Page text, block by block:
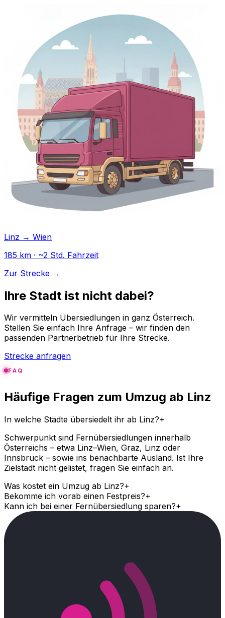
Linz → Wien
185 km · ~2 Std. Fahrzeit
Zur Strecke →
Ihre Stadt ist nicht dabei?
Wir vermitteln Übersiedlungen in ganz Österreich.
Stellen Sie einfach Ihre Anfrage – wir finden den
passenden Partnerbetrieb für Ihre Strecke.
Strecke anfragen
FAQ
Häufige Fragen zum Umzug ab Linz
In welche Städte übersiedelt ihr ab Linz?+
Schwerpunkt sind Fernübersiedlungen innerhalb
Österreichs – etwa Linz–Wien, Graz, Linz oder
Innsbruck – sowie ins benachbarte Ausland. Ist Ihre
Zielstadt nicht gelistet, fragen Sie einfach an.
Was kostet ein Umzug ab Linz?+
Bekomme ich vorab einen Festpreis?+
Kann ich bei einer Fernübersiedlung sparen?+